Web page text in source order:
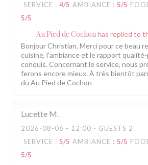
SERVICE : 4/5 AMBIANCE : 5/5
5/5
Au Pied de Cochonhas replied to
Bonjour Christian, Merci pour ce beau
cuisine, l'ambiance et le rapport
conquis. Concernant le service, nous
ferons encore mieux. À très bientôt
du Au Pied de Cochon
Lucette M
2026-08-06 - 12:00 - GUESTS 2
SERVICE : 5/5 AMBIANCE : 5/5
5/5